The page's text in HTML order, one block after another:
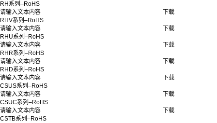
RH系列–RoHS
请输入文本内容
RHV系列–RoHS
下载
请输入文本内容
RHU系列–RoHS
下载
请输入文本内容
RHR系列–RoHS
下载
请输入文本内容
RHD系列–RoHS
下载
请输入文本内容
CSUS系列–RoHS
下载
请输入文本内容
CSUC系列–RoHS
下载
请输入文本内容
CSTB系列–RoHS
下载